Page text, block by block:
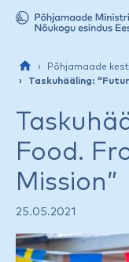
Jäta menüü
Põhjamaade
Taskuhääling:
Food.
Mission”
25.05.2021